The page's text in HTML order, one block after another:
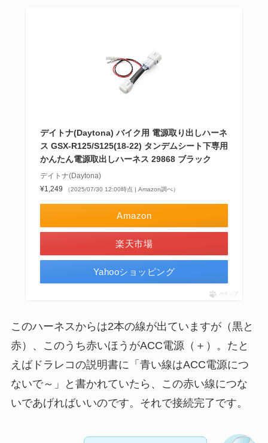
デイトナ(Daytona) バイク用 電源取り出しハーネ
ス GSX-R125/S125(18-22) タンデムシート下専用
かんたん電源取出しハーネス 29868 ブラック
デイトナ(Daytona)
¥1,249
（2025/07/30 12:00時点 | Amazon調べ）
Amazon
楽天市場
Yahooショッピング
ポチップ
このハーネスからは2本の線が出ていますが（黒と
赤）、このうち赤いほうがACC電源（＋）。たと
えばドラレコの説明書に「青い線はACC電源につ
ないで～」と書かれていたら、この赤い線につな
いであげればいいのです。それで接続完了です。